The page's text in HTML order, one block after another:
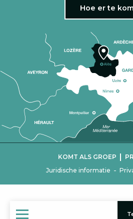
Hoe er te
Juridische informatie -
KOMT ALS GROEP